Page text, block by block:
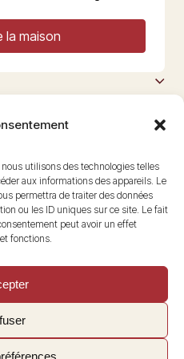
utilisons des technologies telles
aux informations des appareils. Le
permettra de traiter des données
ou les ID uniques sur ce site. Le fait
peut avoir un effet
fonctions.
la maison
Androuet
the Grade